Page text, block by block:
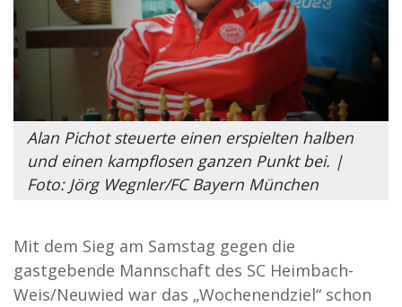
Alan Pichot steuerte einen erspielten halben
und einen kampflosen ganzen Punkt bei. |
Foto: Jörg Wegnler/FC Bayern München
Mit dem Sieg am Samstag gegen die
gastgebende Mannschaft des SC Heimbach-
Weis/Neuwied war das „Wochenendziel“ schon